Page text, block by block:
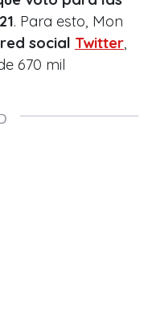
. Para esto, Mon
social Twitter,
670 mil